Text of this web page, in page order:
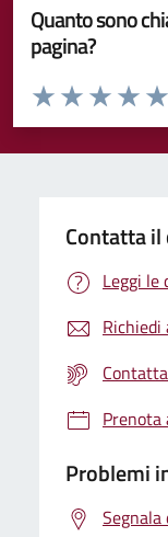
Quanto sono
pagina?
Valuta da 1 a 5 stelle
Valuta
Valuta 3
Valuta 2 stelle
Valuta 1 stelle su
Contatta
Leggi le
Richiedi
Problemi